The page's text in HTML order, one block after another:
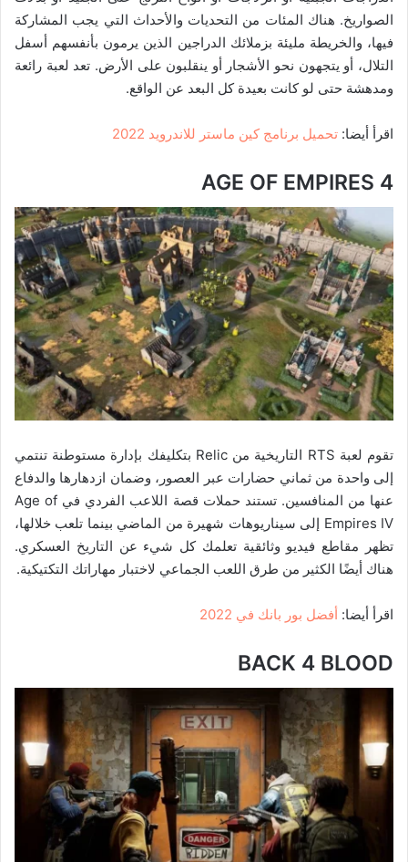
الصواريخ. هناك المئات من التحديات والأحداث التي يجب المشاركة
فيها، والخريطة مليئة بزملائك الدراجين الذين يرمون بأنفسهم أسفل
التلال، أو يتجهون نحو الأشجار أو ينقلبون على الأرض. تعد لعبة رائعة
ومدهشة حتى لو كانت بعيدة كل البعد عن الواقع.
اقرأ أيضا: تحميل برنامج كين ماستر للاندرويد 2022
AGE OF EMPIRES 4
تقوم لعبة RTS التاريخية من Relic بتكليفك بإدارة مستوطنة تنتمي
إلى واحدة من ثماني حضارات عبر العصور، وضمان ازدهارها والدفاع
عنها من المنافسين. تستند حملات قصة اللاعب الفردي في Age of
Empires IV إلى سيناريوهات شهيرة من الماضي بينما تلعب خلالها،
تظهر مقاطع فيديو وثائقية تعلمك كل شيء عن التاريخ العسكري.
هناك أيضًا الكثير من طرق اللعب الجماعي لاختبار مهاراتك التكتيكية.
اقرأ أيضا: أفضل بور بانك في 2022
BACK 4 BLOOD